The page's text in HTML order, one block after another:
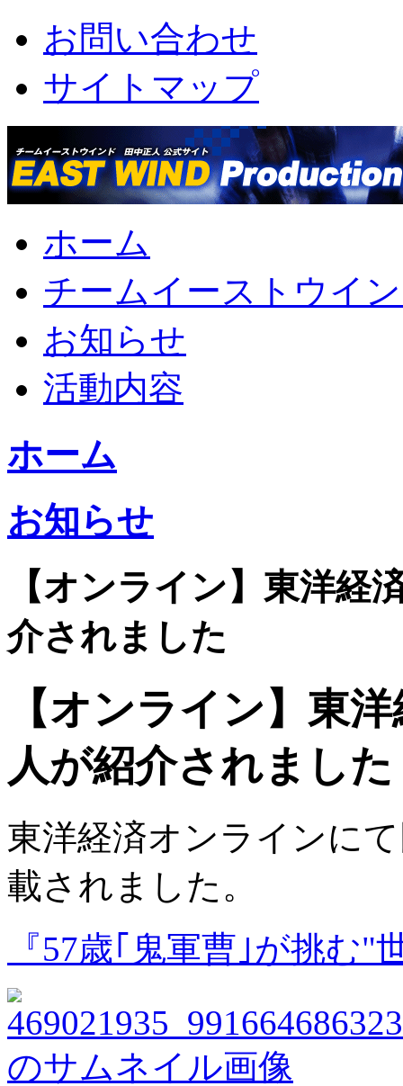
お問い合わせ
サイトマップ
ホーム
チームイーストウイ
お知らせ
活動内容
ホーム
お知らせ
【オンライン】東洋経
介されました
【オンライン】東
人が紹介されました
東洋経済オンラインに
載されました。
『57歳｢鬼軍曹｣が挑む